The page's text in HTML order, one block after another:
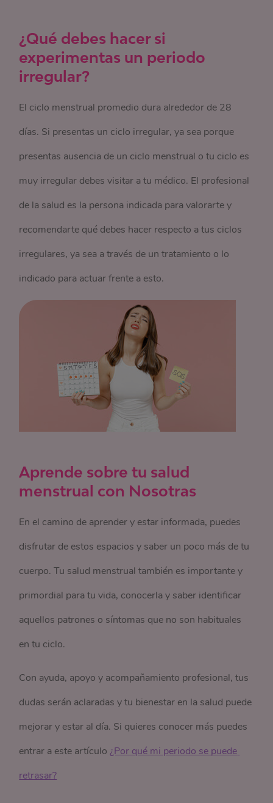
¿Qué debes hacer si
experimentas un periodo
irregular?
El ciclo menstrual promedio dura alrededor de 28
días. Si presentas un ciclo irregular, ya sea porque
presentas ausencia de un ciclo menstrual o tu ciclo es
muy irregular debes visitar a tu médico. El profesional
de la salud es la persona indicada para valorarte y
recomendarte qué debes hacer respecto a tus ciclos
irregulares, ya sea a través de un tratamiento o lo
indicado para actuar frente a esto.
Aprende sobre tu salud
menstrual con Nosotras
En el camino de aprender y estar informada, puedes
disfrutar de estos espacios y saber un poco más de tu
cuerpo. Tu salud menstrual también es importante y
primordial para tu vida, conocerla y saber identificar
aquellos patrones o síntomas que no son habituales
en tu ciclo.
Con ayuda, apoyo y acompañamiento profesional, tus
dudas serán aclaradas y tu bienestar en la salud puede
mejorar y estar al día. Si quieres conocer más puedes
entrar a este artículo¿Por qué mi periodo se puede
retrasar?